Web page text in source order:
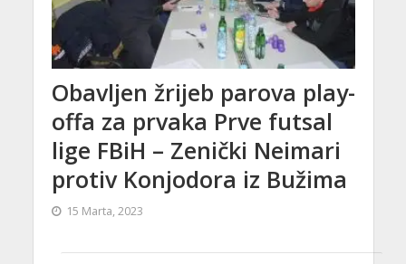
Obavljen žrijeb parova play-
offa za prvaka Prve futsal
lige FBiH – Zenički Neimari
protiv Konjodora iz Bužima
15 Marta, 2023